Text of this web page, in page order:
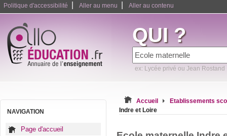
Politique d'accessibilité Aller au menu Aller au contenu
QUI ?
ex: Lycée privé ou Jean Rostand
NAVIGATION
Page d'accueil
Accueil
Etablissements
Indre et Loire